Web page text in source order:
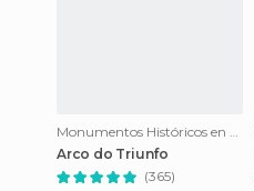
Monumentos Históricos en Paris
Arco do Triunfo
(365)